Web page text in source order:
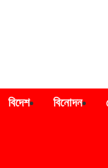
বিদেশ বিনোদন